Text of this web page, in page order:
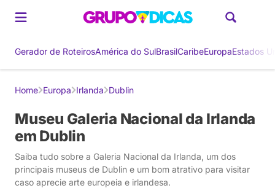
Gerador de RoteirosAmérica do SulBrasilCaribeEuropaEstados
Home Europa Irlanda Dublin
Museu Galeria Nacional da Irlanda
em Dublin
Saiba tudo sobre a Galeria Nacional da Irlanda, um dos
principais museus de Dublin e um bom atrativo para visitar
caso aprecie arte europeia e irlandesa.